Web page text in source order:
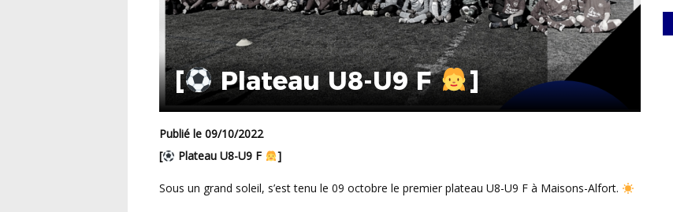
[ Plateau U8-U9 F ]
Publié le 09/10/2022
[
Plateau U8-U9 F ]
Sous un grand soleil, s’est tenu le 09 octobre le premier plateau U8-U9 F à Maisons-Alfort.